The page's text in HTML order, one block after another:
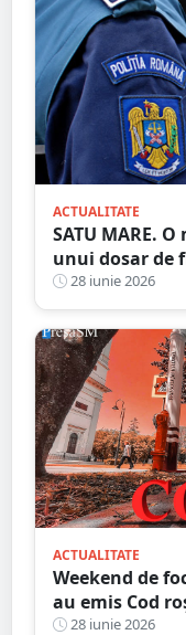
ACTUALITATE
SATU MARE.
unui dosar de
făcut 22 de
adulți
28 iunie 2026
ACTUALITATE
Weekend de
au emis Cod
28 iunie 2026